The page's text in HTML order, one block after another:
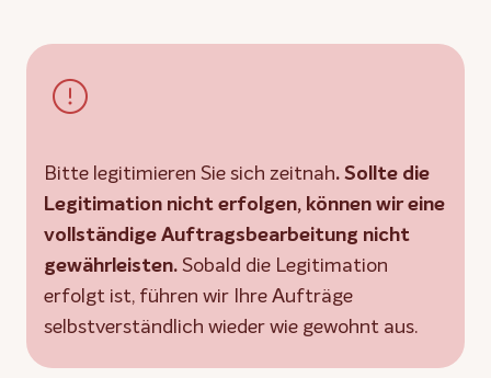
Bitte legitimieren Sie sich zeitnah. Sollte die
Legitimation nicht erfolgen, können wir eine
vollständige Auftragsbearbeitung nicht
gewährleisten.Sobald die Legitimation
erfolgt ist, führen wir Ihre Aufträge
selbstverständlich wieder wie gewohnt aus.